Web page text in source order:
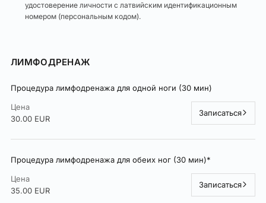
удостоверение личности с латвийским идентификационным
номером (персональным кодом).
ЛИМФОДРЕНАЖ
Процедура лимфодренажа для одной ноги (30 мин)
Цена
30.00 EUR
Записаться
Процедура лимфодренажа для обеих ног (30 мин)*
Цена
35.00 EUR
Записаться